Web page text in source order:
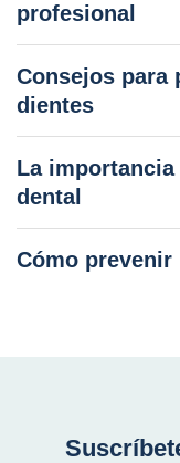
profesional
Consejos para
dientes
La importancia
dental
Cómo prevenir